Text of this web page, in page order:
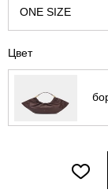
ONE SIZE
Цвет